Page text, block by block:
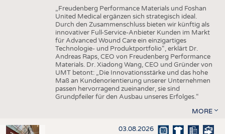
PUBLIKATIONEN
„Freudenberg Performance Materials und Foshan
United Medical ergänzen sich strategisch ideal.
Durch den Zusammenschluss bieten wir künftig als
innovativer Full-Service-Anbieter Kunden im Markt
für Advanced Wound Care ein einzigartiges
Technologie- und Produktportfolio“, erklärt Dr.
Andreas Raps, CEO von Freudenberg Performance
Materials. Dr. Xiadong Wang, CEO und Gründer von
UMT betont: „Die Innovationsstärke und das hohe
Maß an Kundenorientierung unserer Unternehmen
passen hervorragend zueinander, sie sind
Grundpfeiler für den Ausbau unseres Erfolges.“
MORE
03.08.2026